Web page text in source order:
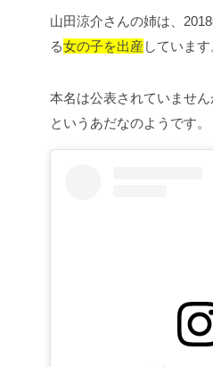
山田涼介さんの姉は、
る女の子を出産 しています
本名は公表されていません
というあだなのようです。